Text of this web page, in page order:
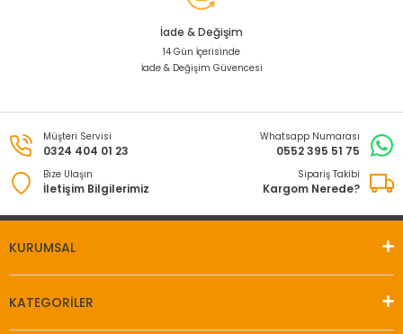
İade & Değişim
14 Gün İçerisinde
İade & Değişim Güvencesi
Müşteri Servisi
0324 404 01 23
Whatsapp Numarası
0552 395 51 75
Bize Ulaşın
İletişim Bilgilerimiz
Sipariş Takibi
Kargom Nerede?
KURUMSAL
KATEGORİLER